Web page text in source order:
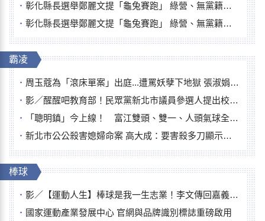
彰化縣長選舉鄭麗文提「龜兔賽跑」 綠營、無黨籍忙否認是烏龜
彰化縣長選舉鄭麗文提「龜兔賽跑」 綠營、無黨籍忙否認是烏龜
霸凌
周玉蔻為「滾床單案」出庭...遭罵妖孽下地獄 張淑娟批：舌頭殺人有罪
影／醒醒吧教育部！民眾黨新北市議員參選人提出校園反毒防線升級政見
「聰明鎮」今上線！ 富江雙頭、雙一、人頭氣球全登場
新北市公公殺害媳婦命案 高大成：要害殺多刀顯示怨恨深
棒球
影／【運動人生】棒球是我一生志業！李文傳回嘉義扎根點亮KANO精神
國家運動產業發展中心 官網與品牌識別標誌重磅啟用